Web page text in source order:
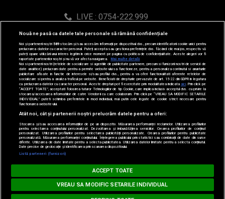
© 2019-2026 DOGAN MEDIA INTERNATIONAL SA, Toate
drepturile rezervate.
Loading...
www.radioimpuls.ro
Nouă ne pasă ca datele tale personale să rămână confidențiale
Noi și partenerii noștri589stocăm și/sau accesăm informații pe dispozitivul dvs., precum identificatorii cookie unici pentru
prelucrarea datelor cu caracter personal. Puteți accepta sau gestiona preferințele dvs. făcând clic mai jos, respectiv vă
puteți opune utilizării unui interes legitim în orice moment pe pagina cu politica de confidențialitate. Aceste alegeri vor fi
raportate partenerilor noștri și nu vă vor afecta navigarea.
Mai multe detalii
Noi si partenerii nostri (retelele de socializare si agentiile de publicitate partenere, precum si furnizorii nostri de servicii de
date analitice) prelucram date pentru a permite website-ului sa functioneze, pentru a personaliza continutul si anunturile
publicitare afisate in functie de interesele si/sau profilul dvs., pentru a va oferi functionalitati aferente retelelor de
socializare si pentru a analiza traficul pe website. Beneficiati de drepturile prevazute de art. 15-22 din GDPR in legatura
cu prelucrarea datelor cu caracter personal. Aceste drepturi pot fi exercitate prin modalitatea indicataaici . Prin click pe
“ACCEPT TOATE”, acceptati folosirea tuturor Tehnologiilor de tip Cookie, care implica inclusiv acceptul dvs. cu privire la
stocarea/accesarea informatiilor de catre Vendor-ii cu care colaboram. Prin click pe “VREAU SA MODIFIC SETARILE
INDIVIDUAL” puteti schimba preferintele in mod individual, mai putin cele legate de cookie strict necesare pentru
functionarea website-ului.
Atât noi, cât și partenerii noștri prelucrăm datele pentru a oferi:
Stocarea și/sau accesarea informațiilor de pe un dispozitiv. Măsurarea performanței reclamelor. Utilizarea profilurilor
pentru selectarea conținutului personalizat. Dezvoltarea și îmbunătățirea serviciilor. Crearea profilurilor de conținut
personalizat. Utilizarea profilurilor pentru selectarea publicității personalizate. Crearea profilurilor pentru publicitate
personalizată. Măsurarea performanței conținutului. Înțelegerea publicului prin statistici sau combinații de date din surse
diferite. Utilizarea de date limitate pentru a selecta publicitatea. Utilizarea datelor limitate pentru a selecta conținutul.
Date precise de geolocație și identificarea prin scanarea dispozitivului.
Listă parteneri (furnizori)
ACCEPT TOATE
VREAU SA MODIFIC SETARILE INDIVIDUAL